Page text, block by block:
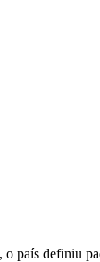
país definiu